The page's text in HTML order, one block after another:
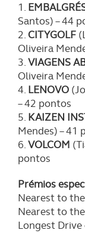
1.
Santos) – 44
2.CITYGOLF
Oliveira
3.VIAGENS
Oliveira
4. LENOVO
– 42 pontos
5. KAIZEN
Mendes) – 41
6.VOLCOM
pontos
Prémios
Nearest to
Nearest to
Longest Drive